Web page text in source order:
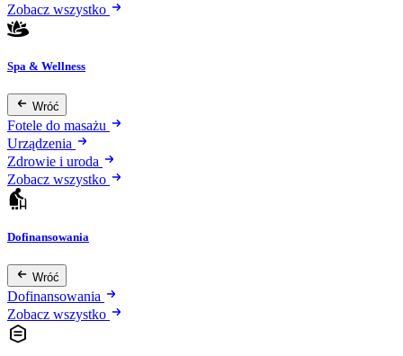
Zobacz wszystko
Spa & Wellness
Wróć
Fotele do masażu
Urządzenia
Zdrowie i uroda
Zobacz wszystko
Dofinansowania
Wróć
Dofinansowania
Zobacz wszystko